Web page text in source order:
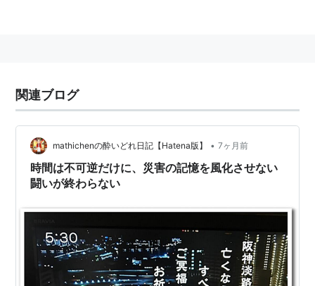
最新脳科学と、“記憶”にまつわる衝撃的な人間ドキュメ
ンタリーを駆使し
大胆に興味深く迫っていく。
ナビゲーター・唐沢寿明。
第2弾から双子姉妹タレント奈津子、亜希子も登場。
関連ブログ
mathichenの酔いどれ日記【Hatena版】 • 7ヶ月前
時間は不可逆だけに、災害の記憶を風化させない
闘いが終わらない